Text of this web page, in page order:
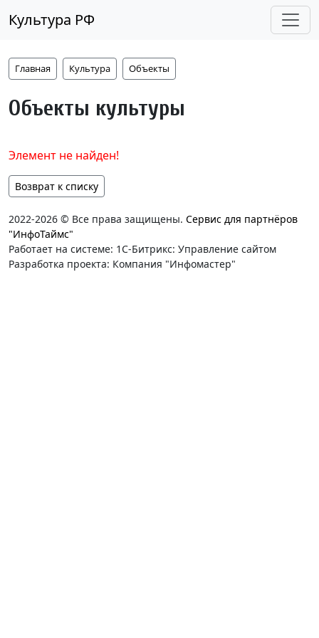
Культура РФ
Главная Культура Объекты
Объекты культуры
Элемент не найден!
Возврат к списку
2022-2026 © Все права защищены. Сервис для партнёров
"ИнфоТаймс"
Работает на системе: 1С-Битрикс: Управление сайтом
Разработка проекта: Компания "Инфомастер"